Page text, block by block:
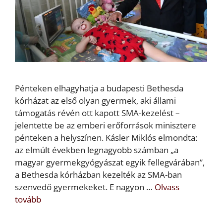
Pénteken elhagyhatja a budapesti Bethesda
kórházat az első olyan gyermek, aki állami
támogatás révén ott kapott SMA-kezelést –
jelentette be az emberi erőforrások minisztere
pénteken a helyszínen. Kásler Miklós elmondta:
az elmúlt években legnagyobb számban „a
magyar gyermekgyógyászat egyik fellegvárában”,
a Bethesda kórházban kezelték az SMA-ban
szenvedő gyermekeket. E nagyon … Olvass
tovább